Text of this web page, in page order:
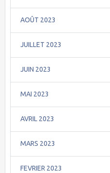
AOÛT 2023
JUILLET 2023
JUIN 2023
MAI 2023
AVRIL 2023
MARS 2023
FEVRIER 2023